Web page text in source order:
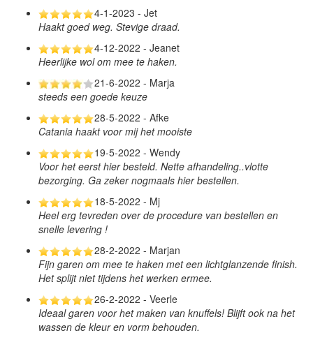
4-1-2023 - Jet
Haakt goed weg. Stevige draad.
4-12-2022 - Jeanet
Heerlijke wol om mee te haken.
21-6-2022 - Marja
steeds een goede keuze
28-5-2022 - Afke
Catania haakt voor mij het mooiste
19-5-2022 - Wendy
Voor het eerst hier besteld. Nette afhandeling..vlotte
bezorging. Ga zeker nogmaals hier bestellen.
18-5-2022 - Mj
Heel erg tevreden over de procedure van bestellen en
snelle levering !
28-2-2022 - Marjan
Fijn garen om mee te haken met een lichtglanzende finish.
Het splijt niet tijdens het werken ermee.
26-2-2022 - Veerle
Ideaal garen voor het maken van knuffels! Blijft ook na het
wassen de kleur en vorm behouden.